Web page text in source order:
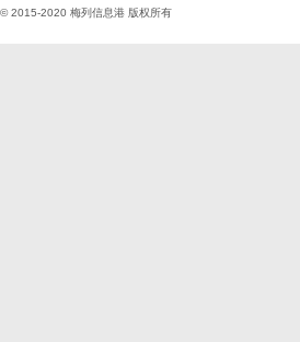
© 2015-2020 梅列信息港 版权所有